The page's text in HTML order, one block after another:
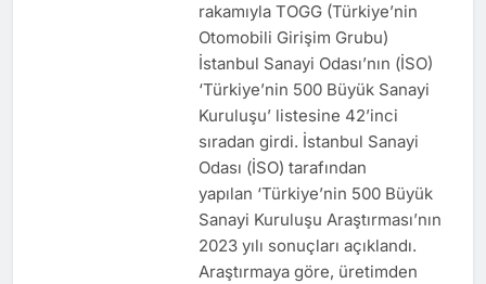
rakamıyla TOGG (Türkiye’nin
Otomobili Girişim Grubu)
İstanbul Sanayi Odası’nın (İSO)
‘Türkiye’nin 500 Büyük Sanayi
Kuruluşu’ listesine 42’inci
sıradan girdi. İstanbul Sanayi
Odası (İSO) tarafından
yapılan ‘Türkiye’nin 500 Büyük
Sanayi Kuruluşu Araştırması’nın
2023 yılı sonuçları açıklandı.
Araştırmaya göre, üretimden